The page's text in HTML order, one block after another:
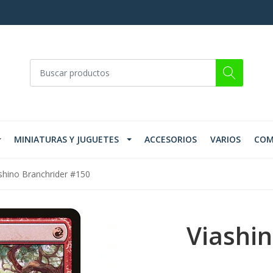
MINIATURAS Y JUGUETES ACCESORIOS VARIOS
Branchrider #150